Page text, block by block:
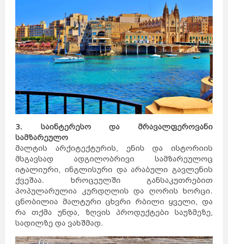
3. საინტერესო და მრავალფეროვანი
სამზარეულო
მალტის არქიტექტურის, ენის და ისტორიის
მსგავსად ადგილობრივი სამზარეულოც
იტალიური, ინგლისური და არაბული გავლენის
ქვეშაა. ხროცეულში განსაკუთრებით
პოპულარულია კურდღლის და ღორის ხორცი.
ცნობილია მალტური ცხვრი რბილი ყველი, და
რა თქმა უნდა, ზღვის პროდუქტები საუზმეზე,
სადილზე და ვახშმად.